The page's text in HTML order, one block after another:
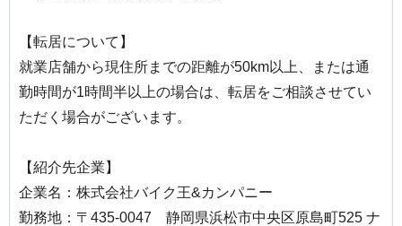
【転居について】
就業店舗から現住所までの距離が50km以上、または通
勤時間が1時間半以上の場合は、転居をご相談させてい
ただく場合がございます。
【紹介先企業】
企業名：株式会社バイク王&カンパニー
勤務地：〒435-0047 静岡県浜松市中央区原島町525 ナ